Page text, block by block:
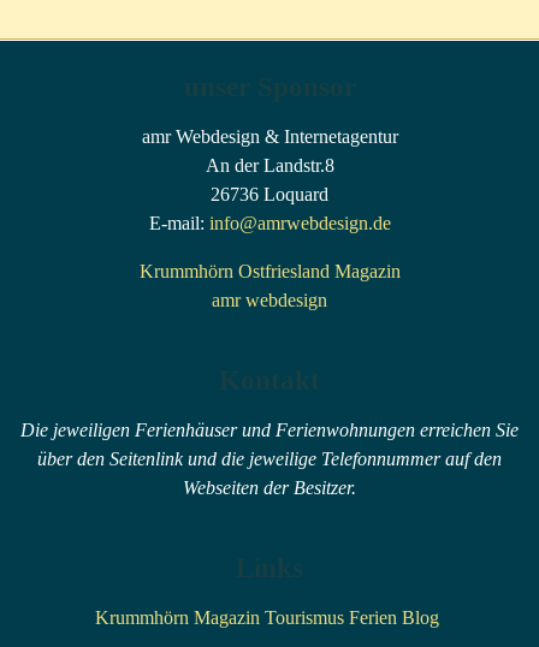
amr Webdesign & Internetagentur
An der Landstr.8
26736 Loquard
E-mail: info@amrwebdesign.de
Krummhörn Ostfriesland Magazin
amr webdesign
Die jeweiligen Ferienhäuser und Ferienwohnungen erreichen Sie
über den Seitenlink und die jeweilige Telefonnummer auf den
Webseiten der Besitzer.
Krummhörn Magazin Tourismus Ferien Blog